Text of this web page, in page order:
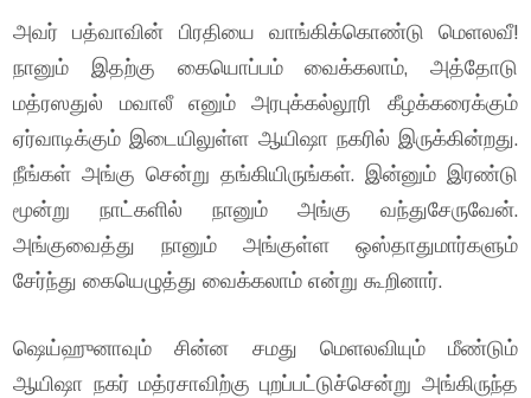
அவர் பத்வாவின் பிரதியை வாங்கிக்கொண்டு மெளலவீ!
நானும் இதற்கு கையொப்பம் வைக்கலாம், அத்தோடு
மத்ரஸதுல் மவாலீ எனும் அரபுக்கல்லூரி கீழக்கரைக்கும்
ஏர்வாடிக்கும் இடையிலுள்ள ஆயிஷா நகரில் இருக்கின்றது.
நீங்கள் அங்கு சென்று தங்கியிருங்கள். இன்னும் இரண்டு
மூன்று நாட்களில் நானும் அங்கு வந்துசேருவேன்.
அங்குவைத்து நானும் அங்குள்ள ஒஸ்தாதுமார்களும்
சேர்ந்து கையெழுத்து வைக்கலாம் என்று கூறினார்.
ஷெய்ஹுனாவும் சின்ன சமது மெளலவியும் மீண்டும்
ஆயிஷா நகர் மத்ரசாவிற்கு புறப்பட்டுச்சென்று அங்கிருந்த